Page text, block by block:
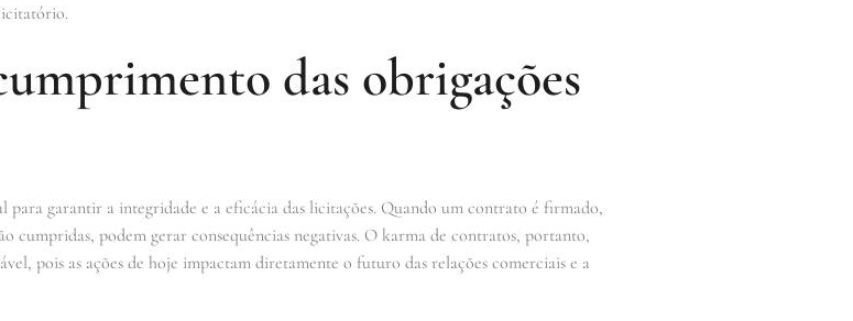
das obrigações
garantir a integridade e a eficácia das licitações. Quando um contrato é firmado,
cumpridas, podem gerar consequências negativas. O karma de contratos, portanto,
pois as ações de hoje impactam diretamente o futuro das relações comerciais e a